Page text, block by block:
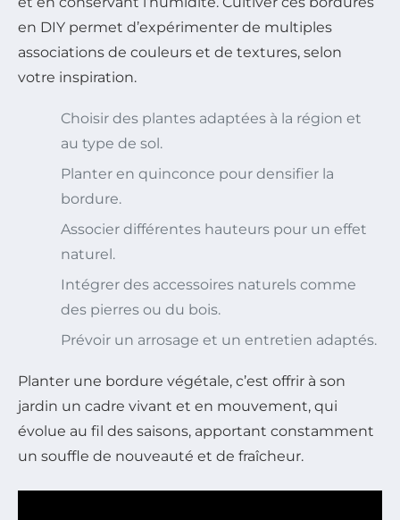
en DIY permet d’expérimenter de multiples
associations de couleurs et de textures, selon
votre inspiration.
Choisir des plantes adaptées à la région et
au type de sol.
Planter en quinconce pour densifier la
bordure.
Associer différentes hauteurs pour un effet
naturel.
Intégrer des accessoires naturels comme
des pierres ou du bois.
Prévoir un arrosage et un entretien adaptés.
Planter une bordure végétale, c’est offrir à son
jardin un cadre vivant et en mouvement, qui
évolue au fil des saisons, apportant constamment
un souffle de nouveauté et de fraîcheur.